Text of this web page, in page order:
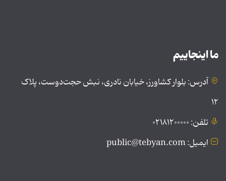
ما اینجاییم
آدرس: بلوار کشاورز، خیابان نادری، نبش حجت‌دوست، پلاک
۱۲
تلفن: ۰۲۱۸۱۲۰۰۰۰۰
ایمیل: public@tebyan.com